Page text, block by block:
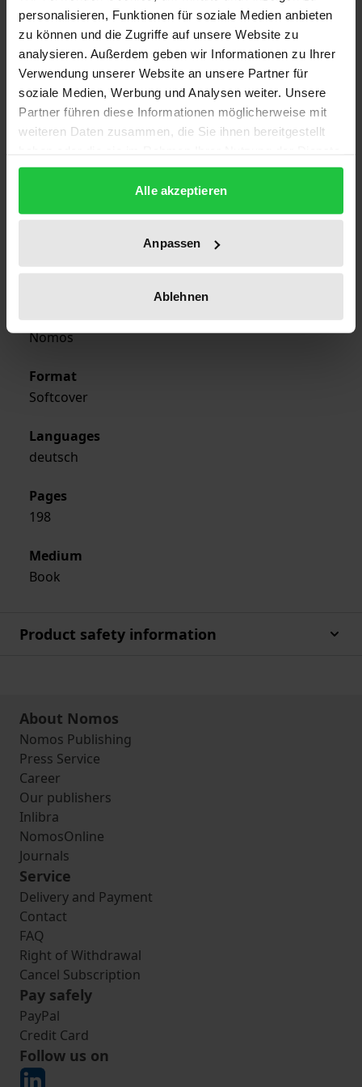
personalisieren, Funktionen für soziale Medien anbieten
zu können und die Zugriffe auf unsere Website zu
analysieren. Außerdem geben wir Informationen zu Ihrer
Verwendung unserer Website an unsere Partner für
soziale Medien, Werbung und Analysen weiter. Unsere
Partner führen diese Informationen möglicherweise mit
weiteren Daten zusammen, die Sie ihnen bereitgestellt
gesammelt haben.
Alle akzeptieren
Anpassen
Ablehnen
1
ISBN
978-3-7890-2065-0
Subtitle
Die Rechtslage nach dem
Publication Date
Sep 5, 1990
1990
Publisher
Nomos
Format
Softcover
Languages
deutsch
Pages
198
Medium
Book
Product safety information
About Nomos
Nomos Publishing
Press Service
Career
Our publishers
Inlibra
NomosOnline
Journals
Service
Delivery and Payment
Contact
FAQ
Right of Withdrawal
Cancel Subscription
Pay safely
PayPal
Credit Card
Follow us on